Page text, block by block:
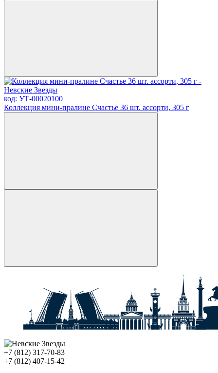
код: УТ-00020100
Коллекция мини-пралине Счастье 36 шт. ассорти, 305 г
+7 (812) 317-70-83
+7 (812) 407-15-42